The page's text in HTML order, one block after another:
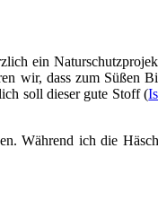
ein
wir, dass zum Süßen
soll dieser gute Stoff (
Während ich die